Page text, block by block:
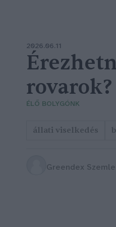
2026.06.11
rovarok?
ÉLŐ BOLYGÓNK
állati viselkedés
Greendex Szemle